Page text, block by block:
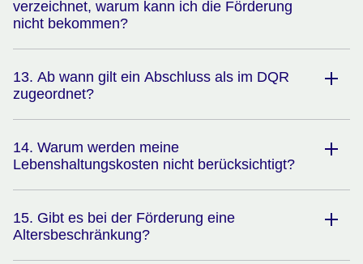
verzeichnet, warum kann ich die Förderung
nicht bekommen?
13. Ab wann gilt ein Abschluss als im DQR
zugeordnet?
14. Warum werden meine
Lebenshaltungskosten nicht berücksichtigt?
15. Gibt es bei der Förderung eine
Altersbeschränkung?